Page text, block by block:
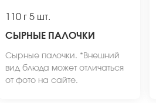
110 г 5 шт.
СЫРНЫЕ ПАЛОЧКИ
Сырные палочки. *Внешний
вид блюда может отличаться
от фото на сайте.